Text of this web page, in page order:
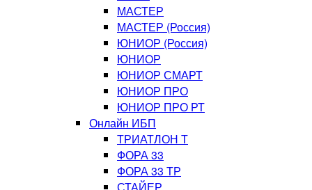
МАСТЕР
МАСТЕР (Россия)
ЮНИОР (Россия)
ЮНИОР
ЮНИОР СМАРТ
ЮНИОР ПРО
ЮНИОР ПРО РТ
Онлайн ИБП
ТРИАТЛОН Т
ФОРА 33
ФОРА 33 ТР